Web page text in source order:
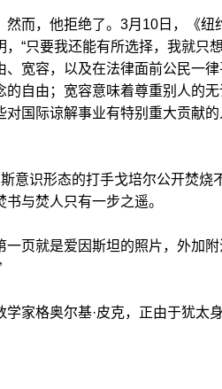
而，他拒绝了。3月10日，《纽
“只要我还能有所选择，我就只
宽容，以及在法律面前公民一律
自由；宽容意味着尊重别人的无
国际谅解事业有特别重大贡献的
意识形态的打手戈培尔公开焚烧
与焚人只有一步之遥。
页就是爱因斯坦的照片，外加附
家格奥尔基·皮克，正由于犹太